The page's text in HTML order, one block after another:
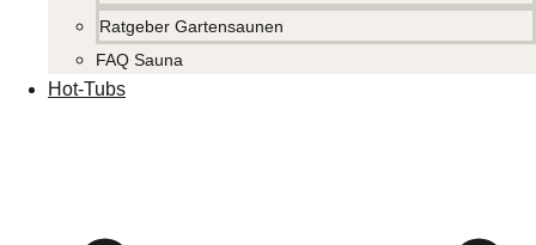
Ratgeber Gartensaunen
FAQ Sauna
Hot-Tubs